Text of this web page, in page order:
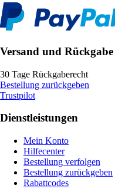
Versand und Rückgabe
30 Tage Rückgaberecht
Bestellung zurückgeben
Trustpilot
Dienstleistungen
Mein Konto
Hilfecenter
Bestellung verfolgen
Bestellung zurückgeben
Rabattcodes